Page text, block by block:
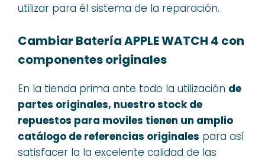
utilizar para él sistema de la reparación.
Cambiar Batería APPLE WATCH 4 con
componentes originales
En la tienda prima ante todo la utilización de
partes originales, nuestro stock de
repuestos para moviles tienen un amplio
catálogo de referencias originales para así
satisfacer la la excelente calidad de las